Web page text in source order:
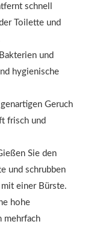
schnell
Toilette und
und
hygienische
Geruch
frisch und
Sie den
und schrubben
einer Bürste.
hohe
mehrfach